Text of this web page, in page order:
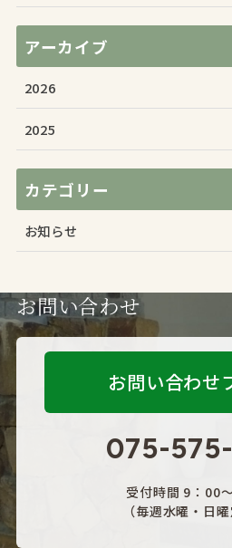
アーカイブ
2026
2025
カテゴリー
お知らせ
お問い合わせ
075-
受付時間 9：00
（毎週水曜・日曜
お問い合わせ